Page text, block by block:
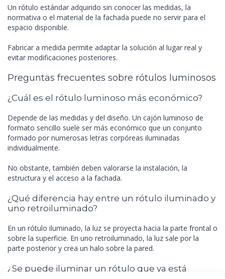
Un rótulo estándar adquirido sin conocer las medidas, la
normativa o el material de la fachada puede no servir para el
espacio disponible.
Fabricar a medida permite adaptar la solución al lugar real y
evitar modificaciones posteriores.
Preguntas frecuentes sobre rótulos luminosos
¿Cuál es el rótulo luminoso más económico?
Depende de las medidas y del diseño. Un cajón luminoso de
formato sencillo suele ser más económico que un conjunto
formado por numerosas letras corpóreas iluminadas
individualmente.
No obstante, también deben valorarse la instalación, la
estructura y el acceso a la fachada.
¿Qué diferencia hay entre un rótulo iluminado y
uno retroiluminado?
En un rótulo iluminado, la luz se proyecta hacia la parte frontal o
sobre la superficie. En uno retroiluminado, la luz sale por la
parte posterior y crea un halo sobre la pared.
¿Se puede iluminar un rótulo que ya está